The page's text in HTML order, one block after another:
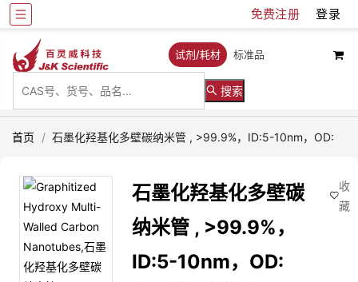
免费注册 登录
试剂/耗材 标准品
搜索
首页 / 石墨化羟基化多壁碳纳米管 , >99.9%，ID:5-10nm，OD:
石墨化羟基化多壁碳
纳米管 , >99.9%，
ID:5-10nm，OD:
收
藏